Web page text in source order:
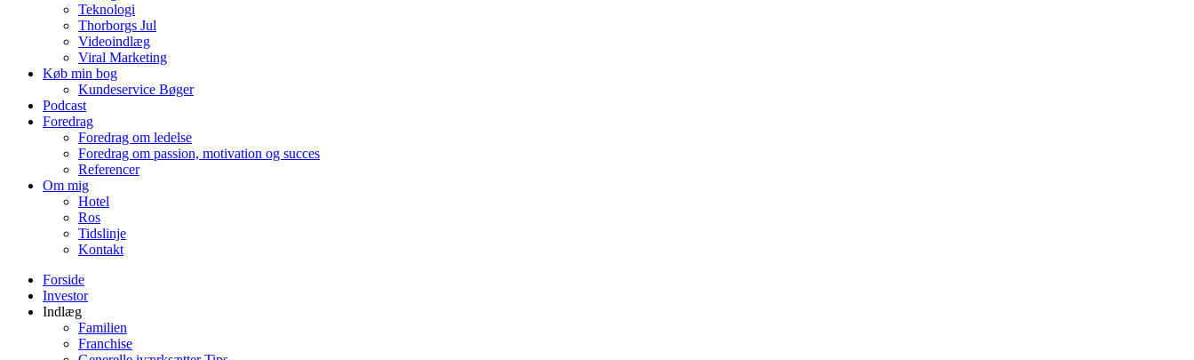
Teknologi
Thorborgs Jul
Videoindlæg
Viral Marketing
Køb min bog
Kundeservice Bøger
Podcast
Foredrag
Foredrag om ledelse
Foredrag om passion, motivation og succes
Referencer
Om mig
Hotel
Ros
Tidslinje
Kontakt
Forside
Investor
Indlæg
Familien
Franchise